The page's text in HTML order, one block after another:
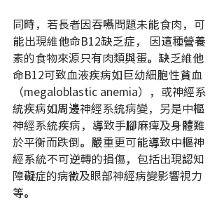
同時，若長者因吞嚥問題未能食肉，可
能出現維他命B12缺乏症， 因這種營養
素的食物來源只有肉類與蛋。缺乏維他
命B12可致血液疾病如巨幼細胞性貧血
（megaloblastic anemia），或神經系
統疾病如周邊神經系統病變，另是中樞
神經系統疾病，導致手腳麻痺及身體難
於平衡而跌倒。嚴重更可能導致中樞神
經系統不可逆轉的損傷，包括出現認知
障礙症的病徵及眼部神經病變影響視力
等。